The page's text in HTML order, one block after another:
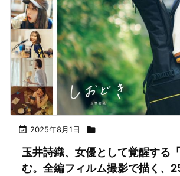
 2025年8月1日 
玉井詩織、女優として覚醒する
む。全編フィルム撮影で描く、